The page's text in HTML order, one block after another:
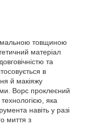
товщиною
матеріал
та
в
й макіяжу
Ворс проклеєний
яка
навіть у разі
миття з